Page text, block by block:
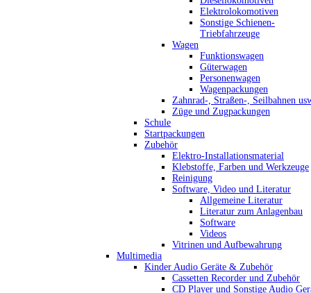
Elektrolokomotiven
Sonstige Schienen-
Triebfahrzeuge
Wagen
Funktionswagen
Güterwagen
Personenwagen
Wagenpackungen
Zahnrad-, Straßen-, Seilbahnen
Züge und Zugpackungen
Schule
Startpackungen
Zubehör
Elektro-Installationsmaterial
Klebstoffe, Farben und Werkzeuge
Reinigung
Software, Video und Literatur
Allgemeine Literatur
Literatur zum Anlagenbau
Software
Videos
Vitrinen und Aufbewahrung
Multimedia
Kinder Audio Geräte & Zubehör
Cassetten Recorder und Zubehör
CD Player und Sonstige Audio